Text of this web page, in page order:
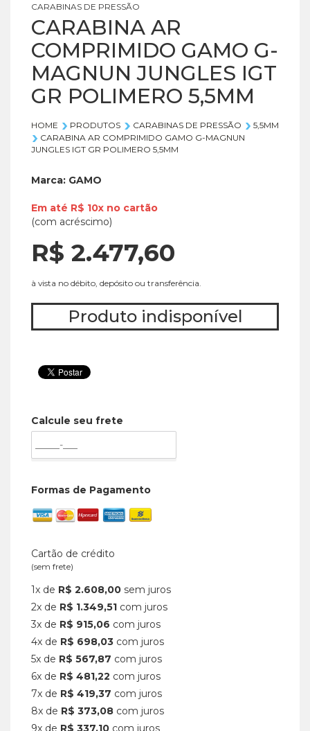
CARABINAS DE PRESSÃO
CARABINA AR
COMPRIMIDO GAMO G-
MAGNUN JUNGLES IGT
GR POLIMERO 5,5MM
HOME PRODUTOS CARABINAS DE PRESSÃO
5,5MM
CARABINA AR COMPRIMIDO GAMO G-MAGNUN
JUNGLES IGT GR POLIMERO 5,5MM
Marca: GAMO
Em até R$ 10x no cartão
(com acréscimo)
R$ 2.477,60
à vista no débito, depósito ou transferência.
Produto indisponível
Calcule seu frete
Formas de Pagamento
Cartão de crédito
(sem frete)
1x de R$ 2.608,00 sem juros
2x de R$ 1.349,51 com juros
3x de R$ 915,06 com juros
4x de R$ 698,03 com juros
5x de R$ 567,87 com juros
6x de R$ 481,22 com juros
7x de R$ 419,37 com juros
8x de R$ 373,08 com juros
9x de R$ 337,10 com juros